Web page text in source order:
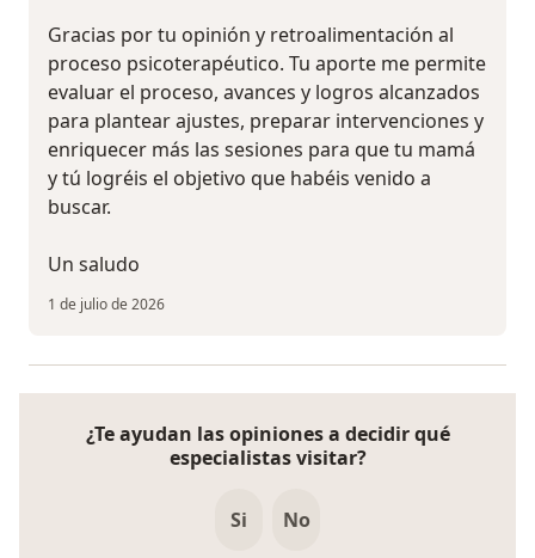
Gracias por tu opinión y retroalimentación al
proceso psicoterapéutico. Tu aporte me permite
evaluar el proceso, avances y logros alcanzados
para plantear ajustes, preparar intervenciones y
enriquecer más las sesiones para que tu mamá
y tú logréis el objetivo que habéis venido a
buscar.
Un saludo
1 de julio de 2026
¿Te ayudan las opiniones a decidir qué
especialistas visitar?
Si No